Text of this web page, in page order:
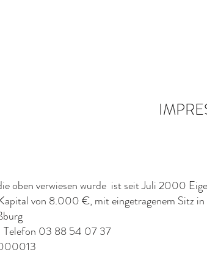
oben verwiesen wurde ist seit Juli 2000
von 8.000 €, mit eingetragenem Sitz
03 88 54 07 37